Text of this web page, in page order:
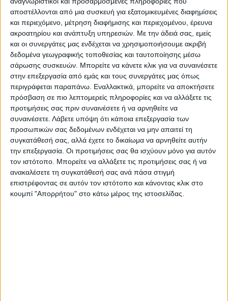
αποστέλλονται από μια συσκευή για εξατομικευμένες διαφημίσεις
και περιεχόμενο, μέτρηση διαφήμισης και περιεχομένου, έρευνα
ακροατηρίου και ανάπτυξη υπηρεσιών. Με την άδειά σας, εμείς
και οι συνεργάτες μας ενδέχεται να χρησιμοποιήσουμε ακριβή
δεδομένα γεωγραφικής τοποθεσίας και ταυτοποίησης μέσω
σάρωσης συσκευών. Μπορείτε να κάνετε κλικ για να συναινέσετε
στην επεξεργασία από εμάς και τους συνεργάτες μας όπως
περιγράφεται παραπάνω. Εναλλακτικά, μπορείτε να αποκτήσετε
πρόσβαση σε πιο λεπτομερείς πληροφορίες και να αλλάξετε τις
προτιμήσεις σας πριν συναινέσετε ή να αρνηθείτε να
συναινέσετε. Λάβετε υπόψη ότι κάποια επεξεργασία των
προσωπικών σας δεδομένων ενδέχεται να μην απαιτεί τη
συγκατάθεσή σας, αλλά έχετε το δικαίωμα να αρνηθείτε αυτήν
την επεξεργασία. Οι προτιμήσεις σας θα ισχύουν μόνο για αυτόν
τον ιστότοπο. Μπορείτε να αλλάξετε τις προτιμήσεις σας ή να
ανακαλέσετε τη συγκατάθεσή σας ανά πάσα στιγμή
επιστρέφοντας σε αυτόν τον ιστότοπο και κάνοντας κλικ στο
κουμπί "Απορρήτου" στο κάτω μέρος της ιστοσελίδας.
Τελευταίες Ειδήσεις Σήμερα
Ακολούθησε την εφημερίδα ΝΕΟΣ
ΑΓΩΝ στο Google News!
Όλες οι εξελίξεις στην περιοχή της
Καρδίτσας και ευρύτερα της Θεσσαλίας
ΠΡΟΗΓΟΥΜΕΝΟ ΑΡΘΡΟ
Έφυγε από τη ζωή ο
Καρδιτσιώτης Καρδιολόγος
Δημήτρης Κρανίτσας
ΕΠΟΜΕΝΟ ΑΡΘΡΟ
Aνασύνταξη...